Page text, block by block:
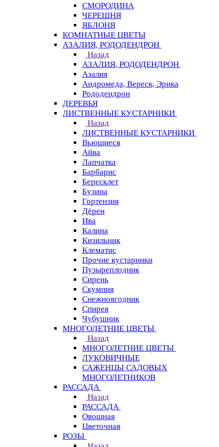
СМОРОДИНА
ЧЕРЕШНЯ
ЯБЛОНЯ
КОМНАТНЫЕ ЦВЕТЫ
АЗАЛИЯ, РОДОДЕНДРОН
Назад
АЗАЛИЯ, РОДОДЕНДРОН
Азалия
Андромеда, Вереск, Эрика
Рододендрон
ДЕРЕВЬЯ
ЛИСТВЕННЫЕ КУСТАРНИКИ
Назад
ЛИСТВЕННЫЕ КУСТАРНИКИ
Вьющиеся
Айва
Лапчатка
Барбарис
Бересклет
Бузина
Гортензия
Дёрен
Ива
Калина
Кизильник
Клематис
Прочие кустарники
Пузыреплодник
Сирень
Скумпия
Снежноягодник
Спирея
Чубушник
МНОГОЛЕТНИЕ ЦВЕТЫ
Назад
МНОГОЛЕТНИЕ ЦВЕТЫ
ЛУКОВИЧНЫЕ
САЖЕНЦЫ САДОВЫХ
МНОГОЛЕТНИКОВ
РАССАДА
Назад
РАССАДА
Овощная
Цветочная
РОЗЫ